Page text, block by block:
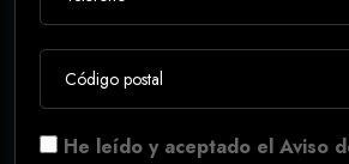
He leído y aceptado el Aviso